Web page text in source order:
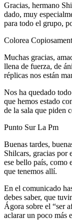
Gracias, hermano
dado, muy
para todo el grupo,
Colorea
Muchas gracias,
llena de fuerza, de
réplicas nos están
Nos ha quedado
que hemos estado
de la sala que piden
Punto Sur La Pm
Buenas tardes,
Shilcars, gracias por
ese bello país, como
que tenemos allí.
En el comunicado
debes saber, que
Ágora sobre el “ser
aclarar un poco más